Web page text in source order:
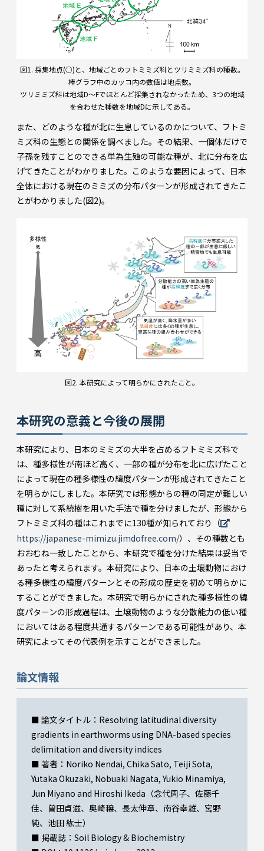
図1. 採集地点(○)と、地域ごとのフトミミズ科とツリミミズ科の種数。
棒グラフ中のカッコ内の数値は地点数。
ツリミミズ科は地域D～Fでほとんど採集されなかったため、3つの地域
を合わせた種数を地域Dに示してある。
また、どのような種が北に生息しているのかについて、フトミ
ミズ科の生態との関係を調べました。その結果、一個体だけで
子孫を残すことのできる単為生殖の可能な種が、北に分布を広
げてきたことがわかりました。このような要因によって、日本
全体における現在のミミズの分布パターンが形成されてきたこ
とがわかりました(図2)。
図2. 本研究によって明らかにされたこと。
本研究の意義と今後の展開
本研究により、日本のミミズの大半を占めるフトミミズ科で
は、種多様性が南ほど高く、一部の種が分布を北に広げたこと
によって現在の種多様性の緯度パターンが形成されてきたこと
を明らかにしました。本研究では形態からの種の同定が難しい
種に対して系統樹を用いた手法で種を分けましたが、形態から
フトミミズ科の種はこれまでに130種が知られており（
https://japanese-mimizu.jimdofree.com/）、その種数とも
おおむね一致したことから、本研究で種を分けた結果は妥当で
あったと考えられます。本研究により、日本の土壌動物におけ
る種多様性の緯度パターンとその形成の歴史を初めて明らかに
することができました。本研究で明らかにされた種多様性の緯
度パターンの形成過程は、土壌動物のような分散能力の低い種
においてはある程度共通するパターンである可能性があり、本
研究によってその代表例を示すことができました。
論文情報
■ 論文タイトル：Resolving latitudinal diversity
gradients in earthworms using DNA-based species
delimitation and diversity indices
■ 著者：Noriko Nendai, Chika Sato, Teiji Sota,
Yutaka Okuzaki, Nobuaki Nagata, Yukio Minamiya,
Jun Miyano and Hiroshi Ikeda（念代周子、佐藤千
佳、曽田貞滋、奥崎穣、長太伸章、南谷幸雄、宮野
純、池田 紘士）
■ 掲載誌：Soil Biology & Biochemistry